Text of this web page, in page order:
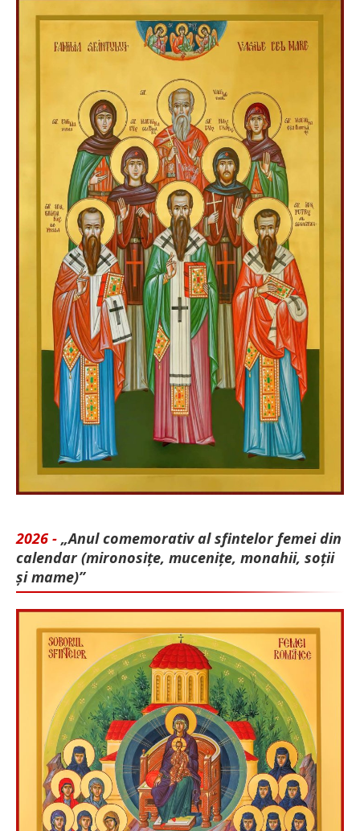
2026 - „Anul comemorativ al sfintelor femei din
calendar (mironosițe, mu­cenițe, monahii, soții
și mame)”